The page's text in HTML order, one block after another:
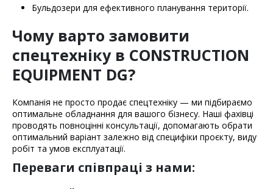
Бульдозери для ефективного планування території.
Чому варто замовити
спецтехніку в CONSTRUCTION
EQUIPMENT DG?
Компанія не просто продає спецтехніку — ми підбираємо
оптимальне обладнання для вашого бізнесу. Наші фахівці
проводять повноцінні консультації, допомагають обрати
оптимальний варіант залежно від специфіки проєкту, виду
робіт та умов експлуатації.
Переваги співпраці з нами: